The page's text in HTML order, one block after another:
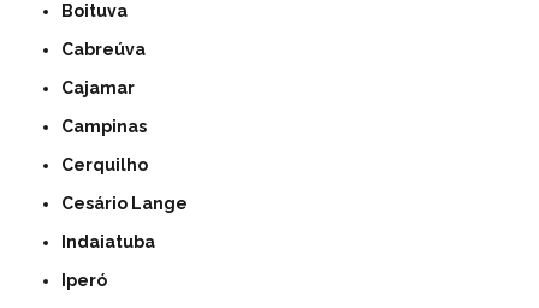
Boituva
Cabreúva
Cajamar
Campinas
Cerquilho
Cesário Lange
Indaiatuba
Iperó